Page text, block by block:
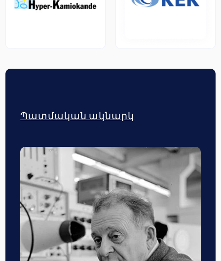
Պատմական ակնարկ